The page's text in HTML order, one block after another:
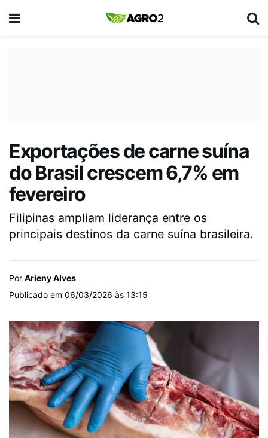
Exportações de carne suína
do Brasil crescem 6,7% em
fevereiro
Filipinas ampliam liderança entre os
principais destinos da carne suína brasileira.
Por Arieny Alves
Publicado em 06/03/2026 às 13:15